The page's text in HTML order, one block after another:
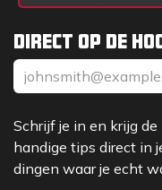
Direct op de
Schrijf je in en krijg
handige tips direct in
dingen waar je echt